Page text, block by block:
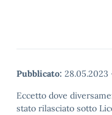
Pubblicato: 28.05.2023
Eccetto dove
stato rilasciato sotto